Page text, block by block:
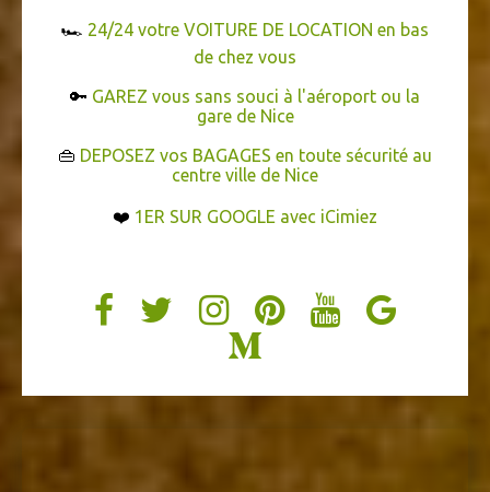
🏎️ 24/24 votre VOITURE DE LOCATION en bas
de chez vous
🔑 GAREZ vous sans souci à l'aéroport ou la
gare de Nice
👜 DEPOSEZ vos BAGAGES en toute sécurité au
centre ville de Nice
❤️ 1ER SUR GOOGLE avec iCimiez